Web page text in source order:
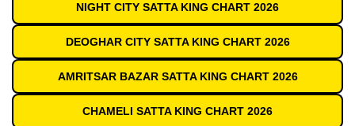
NIGHT CITY SATTA KING CHART 2026
DEOGHAR CITY SATTA KING CHART 2026
AMRITSAR BAZAR SATTA KING CHART 2026
CHAMELI SATTA KING CHART 2026